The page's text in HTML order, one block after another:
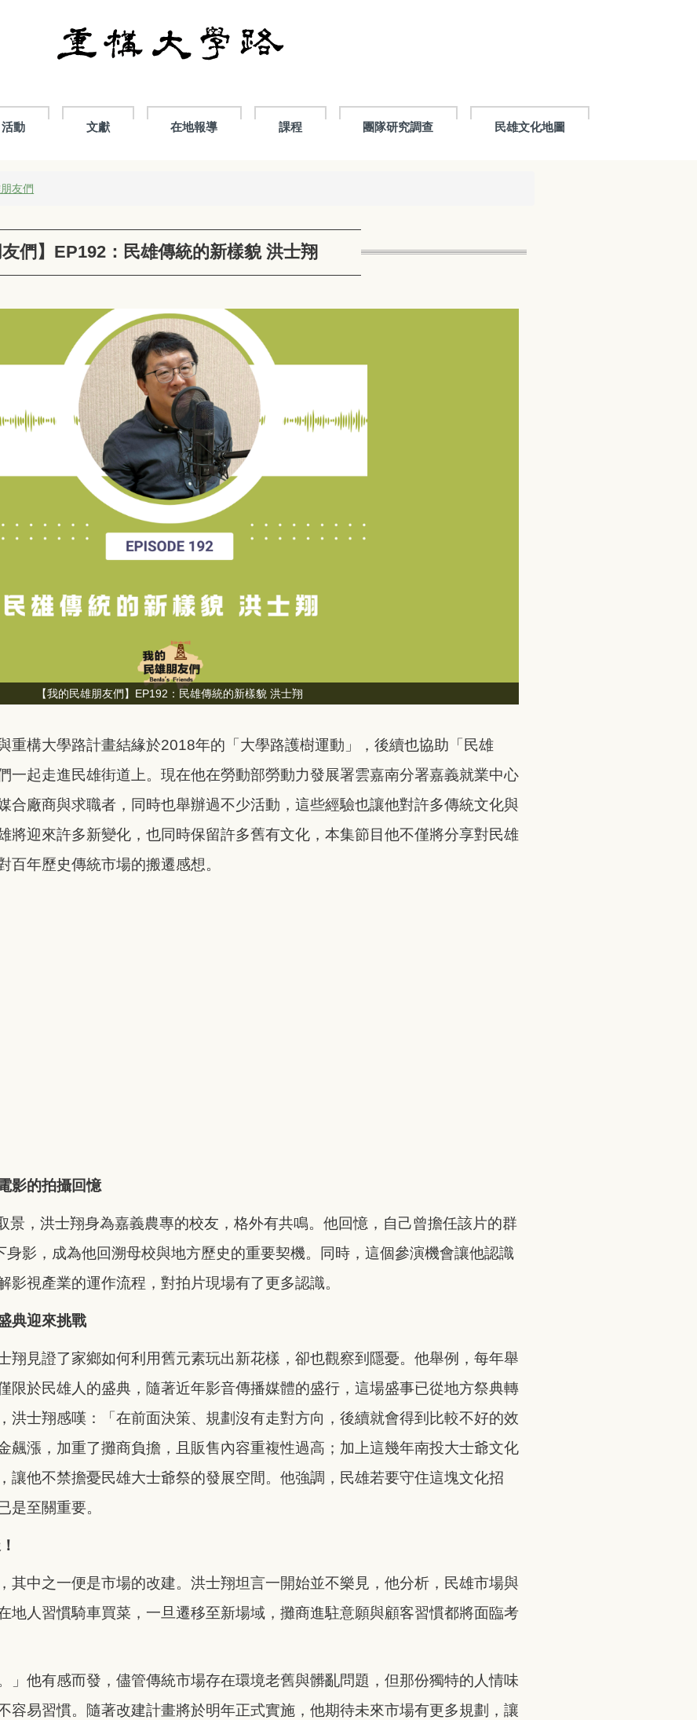
活動 文獻 在地報導 課程 團隊研究調查 民雄文化地圖
友們
友們】EP192：民雄傳統的新樣貌 洪士翔
【我的民雄朋友們】EP192：民雄傳統的新樣貌 洪士翔
重構大學路計畫結緣於2018年的「大學路護樹運動」，後續也協助「民雄
一起走進民雄街道上。現在他在勞動部勞動力發展署雲嘉南分署嘉義就業中心
合廠商與求職者，同時也舉辦過不少活動，這些經驗也讓他對許多傳統文化與
將迎來許多新變化，也同時保留許多舊有文化，本集節目他不僅將分享對民雄
百年歷史傳統市場的搬遷感想。
影的拍攝回憶
景，洪士翔身為嘉義農專的校友，格外有共鳴。他回憶，自己曾擔任該片的群
身影，成為他回溯母校與地方歷史的重要契機。同時，這個參演機會讓他認識
影視產業的運作流程，對拍片現場有了更多認識。
典迎來挑戰
翔見證了家鄉如何利用舊元素玩出新花樣，卻也觀察到隱憂。他舉例，每年舉
限於民雄人的盛典，隨著近年影音傳播媒體的盛行，這場盛事已從地方祭典轉
洪士翔感嘆：「在前面決策、規劃沒有走對方向，後續就會得到比較不好的效
飆漲，加重了攤商負擔，且販售內容重複性過高；加上這幾年南投大士爺文化
讓他不禁擔憂民雄大士爺祭的發展空間。他強調，民雄若要守住這塊文化招
是至關重要。
其中之一便是市場的改建。洪士翔坦言一開始並不樂見，他分析，民雄市場與
地人習慣騎車買菜，一旦遷移至新場域，攤商進駐意願與顧客習慣都將面臨考
」他有感而發，儘管傳統市場存在環境老舊與髒亂問題，但那份獨特的人情味
容易習慣。隨著改建計畫將於明年正式實施，他期待未來市場有更多規劃，讓